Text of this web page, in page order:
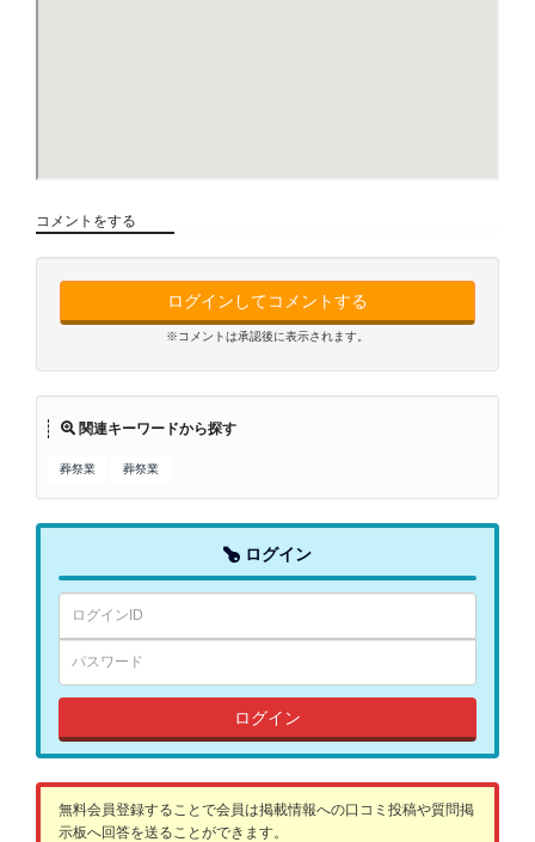
コメントをする
ログインしてコメントする
※コメントは承認後に表示されます。
関連キーワードから探す
葬祭業 葬祭業
ログイン
ログイン
無料会員登録することで会員は掲載情報への口コミ投稿や質問掲
示板へ回答を送ることができます。